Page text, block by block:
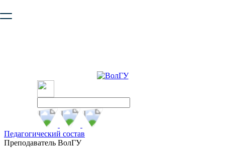
безопасную работу с сайтом. Пожалуйста
Педагогический состав
Преподаватель ВолГУ